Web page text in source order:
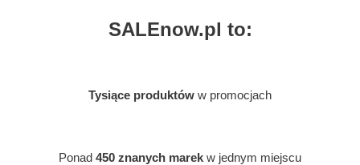
SALEnow.pl to:
Tysiące produktów w promocjach
Ponad 450 znanych marek w jednym miejscu